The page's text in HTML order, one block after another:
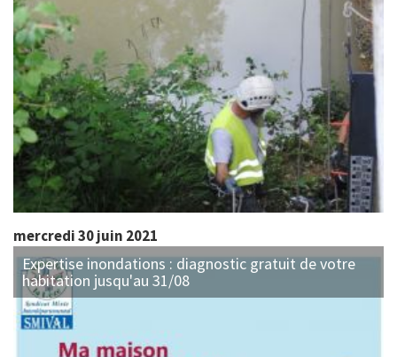
mercredi 30 juin 2021
Expertise inondations : diagnostic gratuit de votre
habitation jusqu'au 31/08